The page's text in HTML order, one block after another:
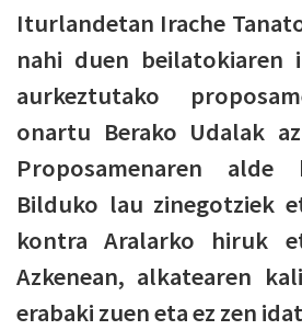
Iturlandetan Irache
nahi duen beilatokiaren
aurkeztutako
onartu Berako Udalak
Proposamenaren alde
Bilduko lau zinegotziek
kontra Aralarko hiruk
Azkenean, alkatearen
erabaki zuen eta ez zen